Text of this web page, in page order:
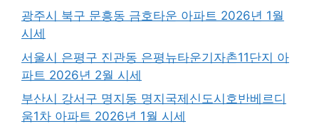
광주시 북구 문흥동 금호타운 아파트 2026년 1월
시세
서울시 은평구 진관동 은평뉴타운기자촌11단지 아
파트 2026년 2월 시세
부산시 강서구 명지동 명지국제신도시호반베르디
움1차 아파트 2026년 1월 시세